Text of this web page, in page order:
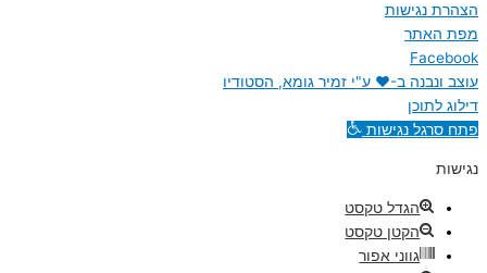
הצהרת נגישות
מפת האתר
Facebook
עוצב ונבנה ב-♥︎ ע"י זמיר גומא, הסטודיו
דילוג לתוכן
פתח סרגל נגישות
נגישות
הגדל טקסט
הקטן טקסט
גווני אפור